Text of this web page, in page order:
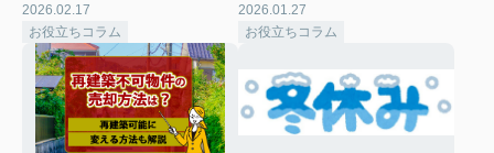
2026.02.17
お役立ちコラム
2026.01.27
お役立ちコラム